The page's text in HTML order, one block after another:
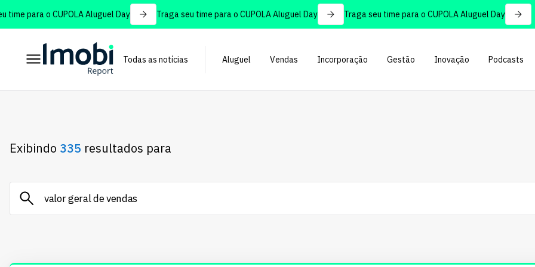
para o CUPOLA Aluguel Day Traga seu time para o CUPOLA Aluguel Day Traga seu time para o CUPOLA Aluguel Day
Todas as notícias Aluguel Vendas Incorporação Gestão Inovação Podcasts
Exibindo 335 resultados para